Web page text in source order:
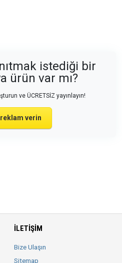
istediği bir
ürün var mı?
ve ÜCRETSİZ yayınlayın!
verin
İLETIŞIM
Bize Ulaşın
Sitemap